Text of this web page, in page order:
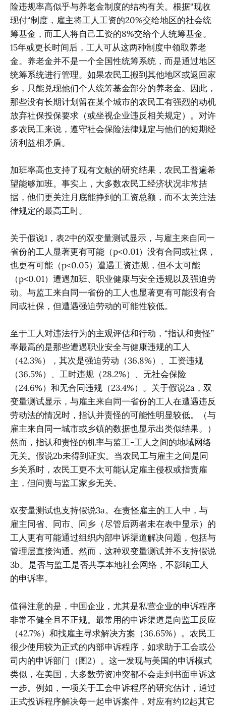
险违规率高似乎与养老金制度的结构有关。根据“现收
现付“制度，雇主将工人工资的20%交给地区的社会统
筹基金，而工人将自己工资的8%交给个人统筹基金。
15年或更长时间后，工人可从这两种制度中领取养老
金。养老金并不是一个全国性统筹系统，而是通过地区
统筹系统进行管理。如果农民工搬到其他地区或返回家
乡，只能兑现他们个人统筹基金部分的养老金。因此，
那些没有长期计划留在某个城市的农民工有强烈的动机
放弃社保投保要求（或坐视企业违反相关规定）。对许
多农民工来说，遵守社会保险法律规定与他们的短期经
济利益相矛盾。
加班率高也支持了现有文献的研究结果，农民工普遍希
望能够加班。事实上，大多数农民工经济状况非常拮
据，他们更关注月底能挣到的工资总额，而不太关注法
律规定的最高工时。
关于假说1，表2中的双变量测试显示，与雇主来自同一
省份的工人显著更有可能（p<0.01）没有合同或社保，
也更有可能（p<0.05）遭遇工资违规，但不太可能
（p<0.01）遭遇加班、职业健康与安全违规以及强迫劳
动。与监工来自同一省份的工人也显著更有可能没有合
同或社保，但遭遇强迫劳动的可能性较低。
至于工人对违法行为的主观评估和行动，“指认和责怪”
率最高的是那些遭遇职业安全与健康违规的工人
（42.3%），其次是强迫劳动（36.8%）、工资违规
（36.5%）、工时违规（28.2%）、无社会保险
（24.6%）和无合同违规（23.4%）。关于假说2a，双
变量测试显示，与雇主来自同一省份的工人在遭遇违反
劳动法的情况时，指认并责怪的可能性明显较低。（与
雇主来自同一城市或乡镇的数据也显示出类似结果。）
然而，指认和责怪的机率与监工-工人之间的地域网络
无关。假说2b未得到证实。当农民工与雇主之间是同
乡关系时，农民工更不太可能认定雇主侵权或指责雇
主，但问责与监工家乡无关。
双变量测试也支持假说3a。在责怪雇主的工人中，与
雇主同省、同市、同乡（尽管后两者未在表中显示）的
工人更有可能通过组织内部申诉渠道解决问题，包括与
管理层直接沟通。然而，这种双变量测试并不支持假说
3b。是否与监工是否共享本地社会网络，不影响工人
的申诉率。
值得注意的是，中国企业，尤其是私营企业的申诉程序
非常不健全且不正规。最常用的申诉渠道是向监工反应
（42.7%）和找雇主寻求解决方案（36.65%）。农民工
很少使用较为正式的内部申诉程序，如求助于工会或公
司内的申诉部门（图2）。这一发现与美国的申诉模式
类似，在美国，大多数劳资冲突都不会走到书面申诉这
一步。例如，一项关于工会申诉程序的研究估计，通过
正式投诉程序解决每一起申诉案件，对应有约12起其它